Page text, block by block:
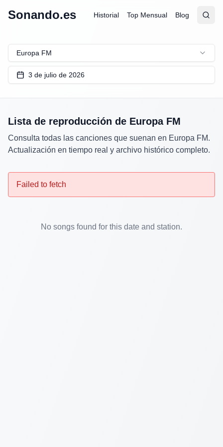
Sonando.es Historial Top Mensual Blog
Abrir
Europa FM
3 de julio de 2026
Lista de reproducción de Europa FM
Consulta todas las canciones que suenan en Europa FM.
Actualización en tiempo real y archivo histórico completo.
Failed to fetch
No songs found for this date and station.